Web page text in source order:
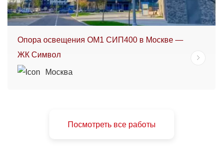
Опора освещения ОМ1 СИП400 в Москве —
ЖК Символ
Москва
Посмотреть все работы